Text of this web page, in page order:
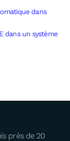
dans
dans un système
près de 20